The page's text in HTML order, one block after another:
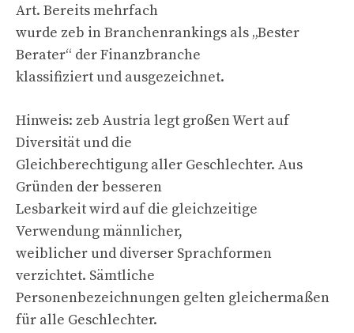
Art. Bereits mehrfach
wurde zeb in Branchenrankings als „Bester
Berater“ der Finanzbranche
klassifiziert und ausgezeichnet.
Hinweis: zeb Austria legt großen Wert auf
Diversität und die
Gleichberechtigung aller Geschlechter. Aus
Gründen der besseren
Lesbarkeit wird auf die gleichzeitige
Verwendung männlicher,
weiblicher und diverser Sprachformen
verzichtet. Sämtliche
Personenbezeichnungen gelten gleichermaßen
für alle Geschlechter.